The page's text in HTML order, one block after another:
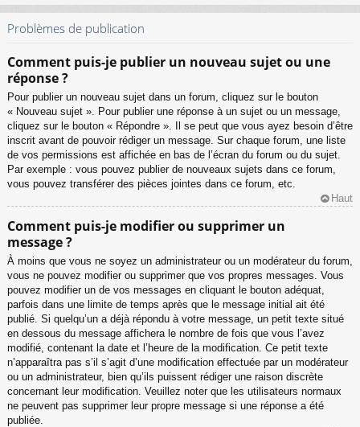
Problèmes de publication
Comment puis-je publier un nouveau sujet ou une
réponse ?
Pour publier un nouveau sujet dans un forum, cliquez sur le bouton
« Nouveau sujet ». Pour publier une réponse à un sujet ou un message,
cliquez sur le bouton « Répondre ». Il se peut que vous ayez besoin d’être
inscrit avant de pouvoir rédiger un message. Sur chaque forum, une liste
de vos permissions est affichée en bas de l’écran du forum ou du sujet.
Par exemple : vous pouvez publier de nouveaux sujets dans ce forum,
vous pouvez transférer des pièces jointes dans ce forum, etc.
Haut
Comment puis-je modifier ou supprimer un
message ?
À moins que vous ne soyez un administrateur ou un modérateur du forum,
vous ne pouvez modifier ou supprimer que vos propres messages. Vous
pouvez modifier un de vos messages en cliquant le bouton adéquat,
parfois dans une limite de temps après que le message initial ait été
publié. Si quelqu’un a déjà répondu à votre message, un petit texte situé
en dessous du message affichera le nombre de fois que vous l’avez
modifié, contenant la date et l’heure de la modification. Ce petit texte
n’apparaîtra pas s’il s’agit d’une modification effectuée par un modérateur
ou un administrateur, bien qu’ils puissent rédiger une raison discrète
concernant leur modification. Veuillez noter que les utilisateurs normaux
ne peuvent pas supprimer leur propre message si une réponse a été
publiée.